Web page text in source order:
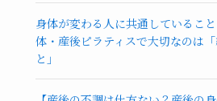
身体が変わる人に共通しているこ
体・産後ピラティスで大切なのは
と」